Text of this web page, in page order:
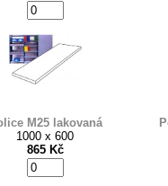
M25 lakovaná
1000 x 600
865 Kč